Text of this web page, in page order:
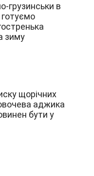
грузинськи в
зиму
щорічних
аджика
бути у